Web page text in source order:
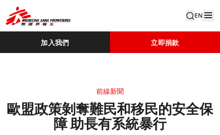
EN
加入我們 立即捐款
前線新聞
歐盟政策剝奪難民和移民的安全保
障 助長有系統暴行